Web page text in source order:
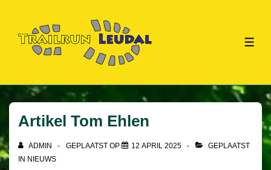
Doorgaan
hoofdinhoud
Artikel Tom Ehlen
ADMIN GEPLAATST OP 12 APRIL 2025
GEPLAATST
IN NIEUWS